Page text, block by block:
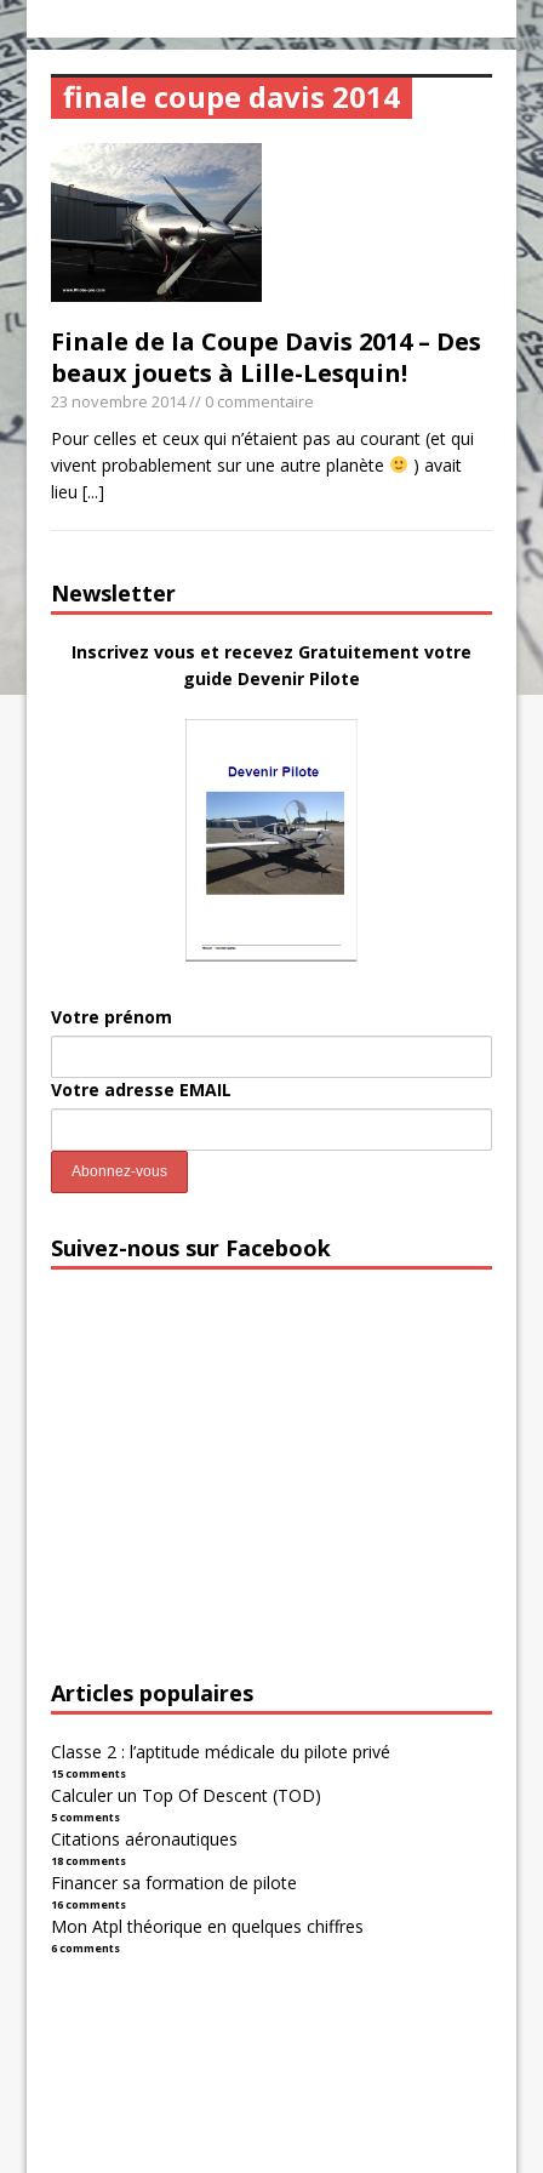
finale coupe davis 2014
Finale de la Coupe Davis 2014 – Des
beaux jouets à Lille-Lesquin!
23 novembre 2014// 0 commentaire
Pour celles et ceux qui n’étaient pas au courant (et qui
vivent probablement sur une autre planète
) avait
lieu[...]
Newsletter
Inscrivez vous et recevez Gratuitement votre
guide Devenir Pilote
Votre prénom
Votre adresse EMAIL
Suivez-nous sur Facebook
Articles populaires
Classe 2 : l’aptitude médicale du pilote privé
15 comments
Calculer un Top Of Descent (TOD)
5 comments
Citations aéronautiques
18 comments
Financer sa formation de pilote
16 comments
Mon Atpl théorique en quelques chiffres
6 comments